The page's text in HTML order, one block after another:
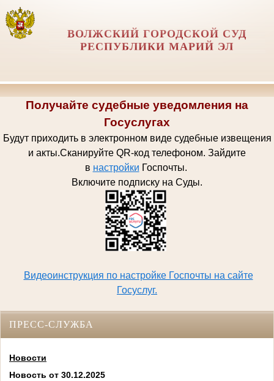
ВОЛЖСКИЙ ГОРОДСКОЙ СУД
РЕСПУБЛИКИ МАРИЙ ЭЛ
Получайте судебные уведомления на
Госуслугах
Будут приходить в электронном виде судебные извещения
и акты.Сканируйте QR-код телефоном. Зайдите
в настройки Госпочты.
Включите подписку на Суды.
Видеоинструкция по настройке Госпочты на сайте
Госуслуг.
ПРЕСС-СЛУЖБА
Новости
Новость от 30.12.2025